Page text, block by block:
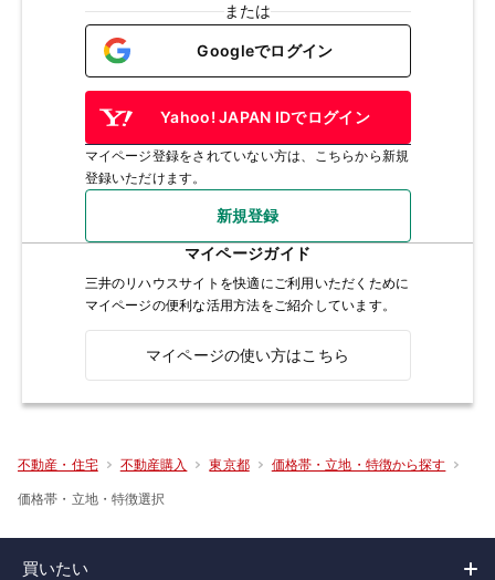
または
Googleでログイン
Yahoo! JAPAN IDでログイン
マイページ登録をされていない方は、こちらから新規
登録いただけます。
新規登録
マイページガイド
三井のリハウスサイトを快適にご利用いただくために
マイページの便利な活用方法をご紹介しています。
マイページの使い方はこちら
不動産・住宅 不動産購入 東京都 価格帯・立地・特徴から探す
価格帯・立地・特徴選択
買いたい